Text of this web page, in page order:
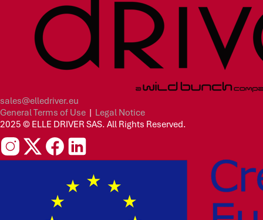
sales@elledriver.eu
General Terms of Use | Legal Notice
2025 © ELLE DRIVER SAS. All Rights Reserved.